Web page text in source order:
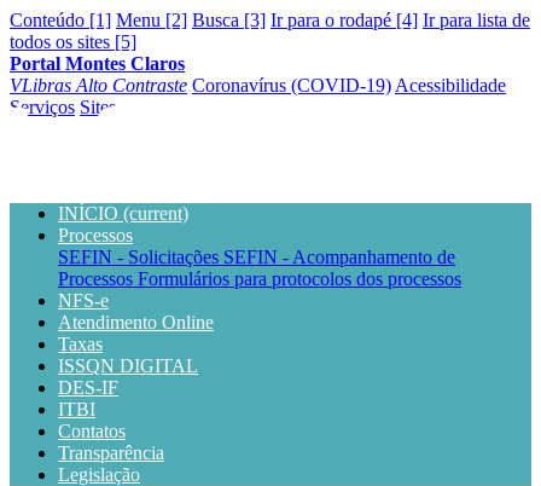
Conteúdo [1] Menu [2] Busca [3] Ir para o rodapé [4] Ir para lista de
todos os sites [5]
Portal Montes Claros
VLibras Alto Contraste Coronavírus (COVID-19) Acessibilidade
Serviços Sites
INÍCIO (current)
Processos
SEFIN - Solicitações SEFIN - Acompanhamento de
Processos Formulários para protocolos dos processos
NFS-e
Atendimento Online
Taxas
ISSQN DIGITAL
DES-IF
ITBI
Contatos
Transparência
Legislação